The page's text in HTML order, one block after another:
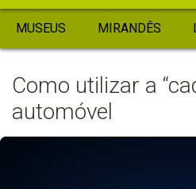
MUSEUS MIRANDÊS
Como utilizar a
automóvel